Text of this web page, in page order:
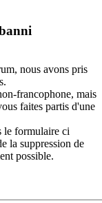
nous avons pris
francophone, mais
faites partis d'une
le formulaire ci
la suppression de
possible.